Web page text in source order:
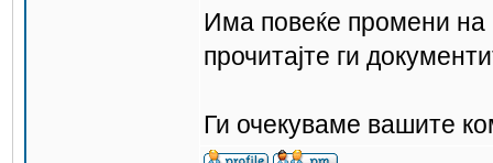
Има повеќе промени на
прочитајте ги
Ги очекуваме вашите